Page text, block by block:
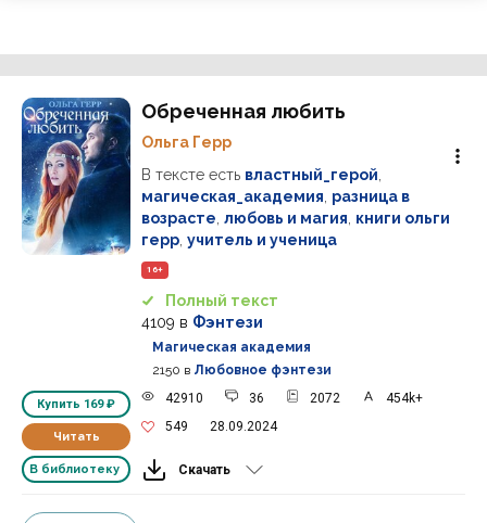
Купить 169 ₽
Читать
В библиотеку
Обреченная любить
Ольга Герр
В тексте есть властный_герой
магическая_академия разница в
возрасте любовь и магия книги ольги
герр учитель и ученица
16+
Полный текст
4109 в Фэнтези
Магическая академия
2150 в Любовное фэнтези
42910
36 2072
454k+
549
28.09.2024
Скачать